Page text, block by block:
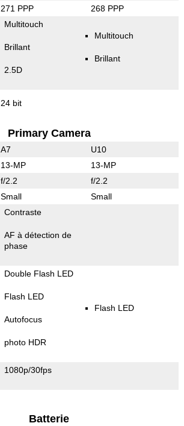
271 PPP 268 PPP
Multitouch
Brillant
2.5D
Multitouch
Brillant
24 bit
Primary Camera
A7 U10
13-MP 13-MP
f/2.2 f/2.2
Small Small
Contraste
AF à détection de
phase
Double Flash LED
Flash LED
Autofocus
photo HDR
Flash LED
1080p/30fps
Batterie